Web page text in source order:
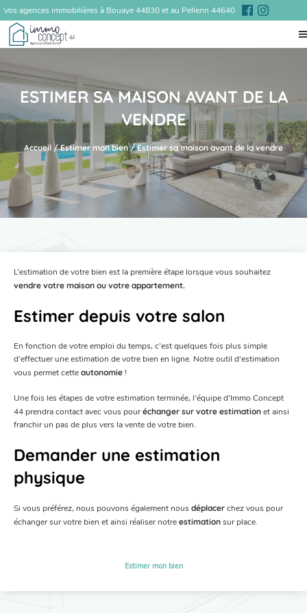
Vos agences immobilières à Bouaye 44830 et au Pellerin 44640
ESTIMER SA MAISON AVANT DE LA
VENDRE
Accueil /Estimer mon bien/Estimer sa maison avant de la vendre
L’estimation de votre bien est la première étape lorsque vous souhaitez
vendre votre maison ou votre appartement.
Estimer depuis votre salon
En fonction de votre emploi du temps, c’est quelques fois plus simple
d’effectuer une estimation de votre bien en ligne. Notre outil d’estimation
vous permet cette autonomie !
Une fois les étapes de votre estimation terminée, l’équipe d’Immo Concept
44 prendra contact avec vous pouréchanger sur votre estimation et ainsi
franchir un pas de plus vers la vente de votre bien.
Demander une estimation
physique
Si vous préférez, nous pouvons également nous déplacer chez vous pour
échanger sur votre bien et ainsi réaliser notre estimation sur place.
Estimer mon bien